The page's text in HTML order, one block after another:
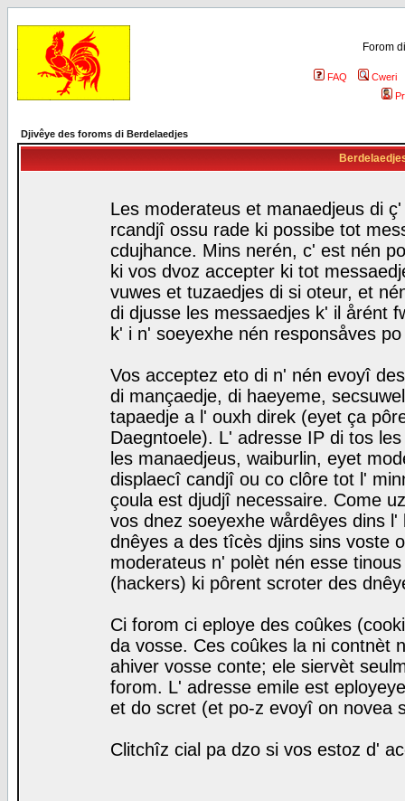
Forom
FAQ
Cweri
Djivêye des foroms di Berdelaedjes
Les moderateus et manaedjeus di
rcandjî ossu rade ki possibe tot
cdujhance. Mins nerén, c' est nén
ki vos dvoz accepter ki tot
vuwes et tuzaedjes di si oteur, et
di djusse les messaedjes k' il årént
k' i n' soeyexhe nén responsåves
Vos acceptez eto di n' nén evoyî
di mançaedje, di haeyeme,
tapaedje a l' ouxh direk (eyet ça
Daegntoele). L' adresse IP di tos
les manaedjeus, waiburlin, eyet
displaecî candjî ou co clôre tot l'
çoula est djudjî necessaire. Come
vos dnez soeyexhe wårdêyes dins
dnêyes a des tîcès djins sins voste
moderateus n' polèt nén esse
(hackers) ki pôrent scroter des
Ci forom ci eploye des coûkes
da vosse. Ces coûkes la ni contnèt
ahiver vosse conte; ele siervèt
forom. L' adresse emile est
et do scret (et po-z evoyî on novea
Clitchîz cial pa dzo si vos estoz d'